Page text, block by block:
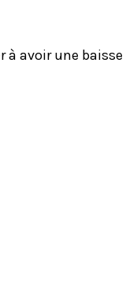
à avoir une